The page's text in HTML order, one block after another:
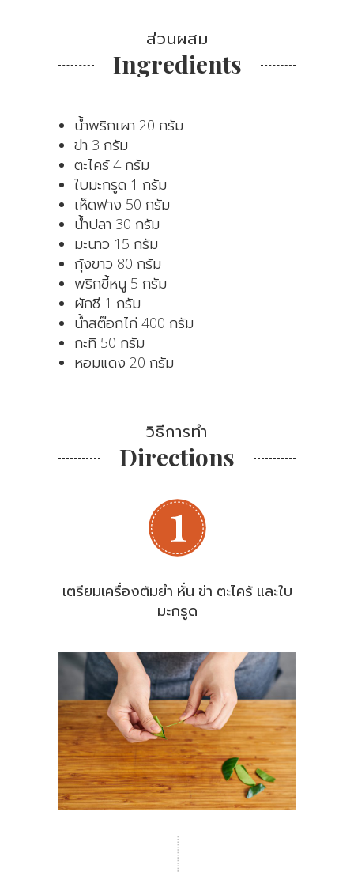
ส่วนผสม
Ingredients
น้ำพริกเผา 20 กรัม
ข่า 3 กรัม
ตะไคร้ 4 กรัม
ใบมะกรูด 1 กรัม
เห็ดฟาง 50 กรัม
น้ำปลา 30 กรัม
มะนาว 15 กรัม
กุ้งขาว 80 กรัม
พริกขี้หนู 5 กรัม
ผักชี 1 กรัม
น้ำสต๊อกไก่ 400 กรัม
กะทิ 50 กรัม
หอมแดง 20 กรัม
วิธีการทำ
Directions
เตรียมเครื่องต้มยำ หั่น ข่า ตะไคร้ และใบ
มะกรูด